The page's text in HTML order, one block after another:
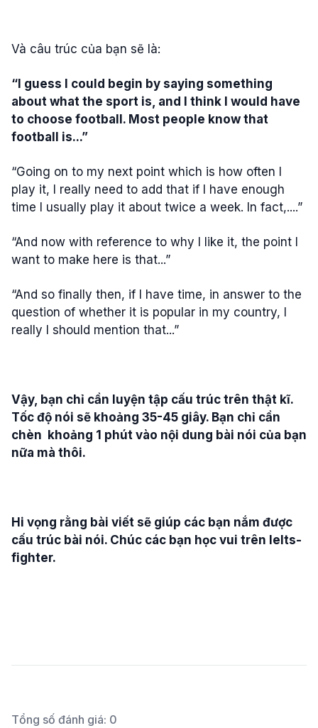
Và câu trúc của bạn sẽ là:
“I guess I could begin by saying something
about what the sport is, and I think I would have
to choose football. Most people know that
football is...”
“Going on to my next point which is how often I
play it, I really need to add that if I have enough
time I usually play it about twice a week. In fact,....”
“And now with reference to why I like it, the point I
want to make here is that...”
“And so finally then, if I have time, in answer to the
question of whether it is popular in my country, I
really I should mention that...”
Vậy, bạn chỉ cần luyện tập cấu trúc trên thật kĩ.
Tốc độ nói sẽ khoảng 35-45 giây. Bạn chỉ cần
chèn khoảng 1 phút vào nội dung bài nói của bạn
nữa mà thôi.
Hi vọng rằng bài viết sẽ giúp các bạn nắm được
cấu trúc bài nói. Chúc các bạn học vui trên Ielts-
fighter.
Tổng số đánh giá: 0